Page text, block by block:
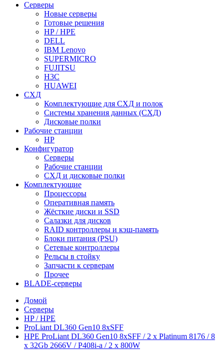
Серверы
Новые серверы
Готовые решения
HP / HPE
DELL
IBM Lenovo
SUPERMICRO
FUJITSU
H3C
HUAWEI
СХД
Комплектующие для СХД и полок
Системы хранения данных (СХД)
Дисковые полки
Рабочие станции
HP
Конфигуратор
Серверы
Рабочие станции
СХД и дисковые полки
Комплектующие
Процессоры
Оперативная память
Жёсткие диски и SSD
Салазки для дисков
RAID контроллеры и кэш-память
Блоки питания (PSU)
Сетевые контроллеры
Рельсы в стойку
Запчасти к серверам
Прочее
BLADE-серверы
Домой
Серверы
HP / HPE
ProLiant DL360 Gen10 8xSFF
HPE ProLiant DL360 Gen10 8xSFF / 2 x Platinum 8176 / 8
x 32Gb 2666V / P408i-a / 2 x 800W